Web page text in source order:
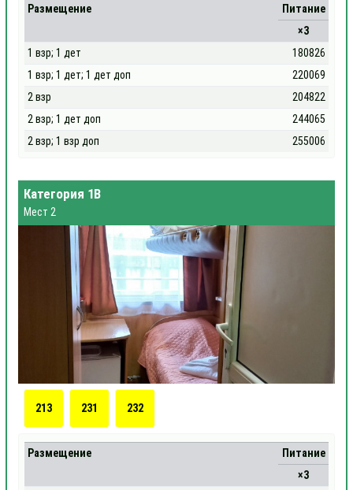
Размещение
Питание
×3
1 взр; 1 дет
180826
1 взр; 1 дет; 1 дет доп
220069
2 взр
204822
2 взр; 1 дет доп
244065
2 взр; 1 взр доп
255006
Категория 1В
Мест 2
213 231 232
Размещение
Питание
×3